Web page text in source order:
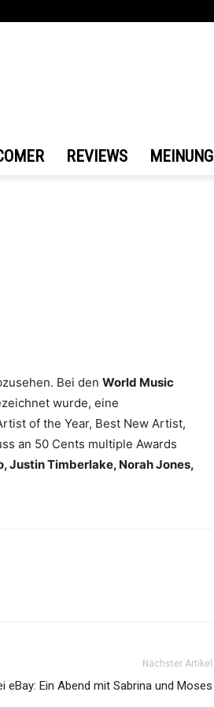
REVIEWS MEINUNG
Bei den World Music
wurde, eine
of the Year, Best New Artist,
an 50 Cents multiple Awards
Justin Timberlake, Norah Jones,
Nächster Artikel
eBay: Ein Abend mit Sabrina und Moses